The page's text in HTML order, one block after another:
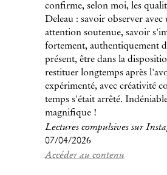
confirme, selon moi, les
Deleau : savoir observer avec
attention soutenue, savoir
fortement, authentiquement
présent, être dans la
restituer longtemps après
expérimenté, avec créativité
temps s'était arrêté.
magnifique !
Lectures compulsives sur
07/04/2026
Accéder au contenu